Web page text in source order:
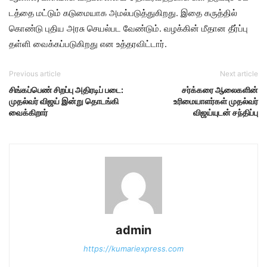
டத்தை மட்​டும் கடுமை​யாக அமல்​படுத்​துகிறது. இதை கருத்​தில்
கொண்டு புதிய அரசு செயல்பட வேண்​டும். வழக்கின் மீதான தீர்ப்பு
தள்ளி வைக்​கப்​படு​கிறது என உத்​தர​விட்​டார்.
Previous article
சிங்கப்பெண் சிறப்பு அதிரடிப் படை:
முதல்வர் விஜய் இன்று தொடங்கி
வைக்கிறார்
Next article
சர்க்கரை ஆலைகளின்
உரிமையாளர்கள் முதல்வர்
விஜய்யுடன் சந்திப்பு
admin
https://kumariexpress.com